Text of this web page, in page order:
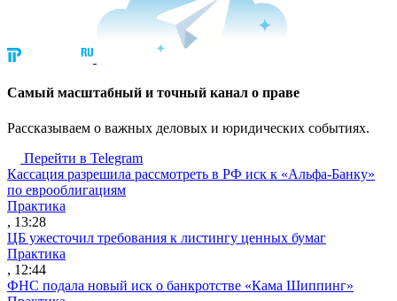
Cамый масштабный и точный канал о праве
Рассказываем о важных деловых и юридических событиях.
Перейти в Telegram
Кассация разрешила рассмотреть в РФ иск к «Альфа-Банку»
по еврооблигациям
Практика
, 13:28
ЦБ ужесточил требования к листингу ценных бумаг
Практика
, 12:44
ФНС подала новый иск о банкротстве «Кама Шиппинг»